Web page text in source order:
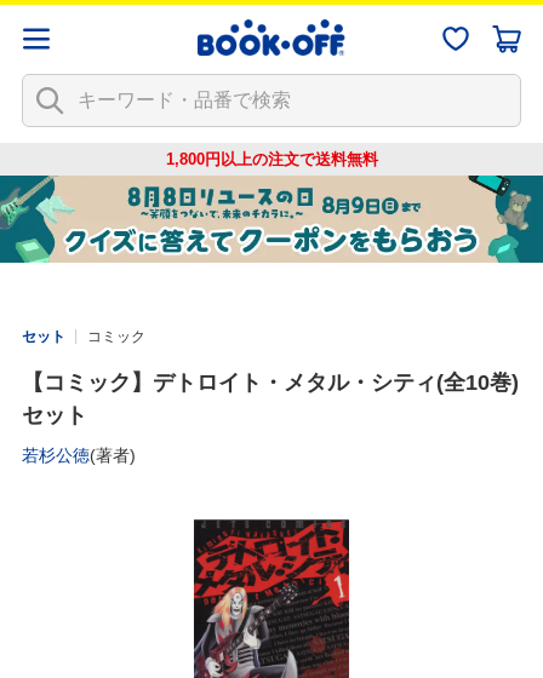
1,800円以上の注文で送料無料
セット コミック
【コミック】デトロイト・メタル・シティ(全10巻)
セット
若杉公徳(著者)